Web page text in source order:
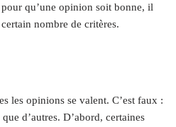
qu’une opinion soit bonne, il
nombre de critères.
les opinions se valent. C’est faux :
d’autres. D’abord, certaines